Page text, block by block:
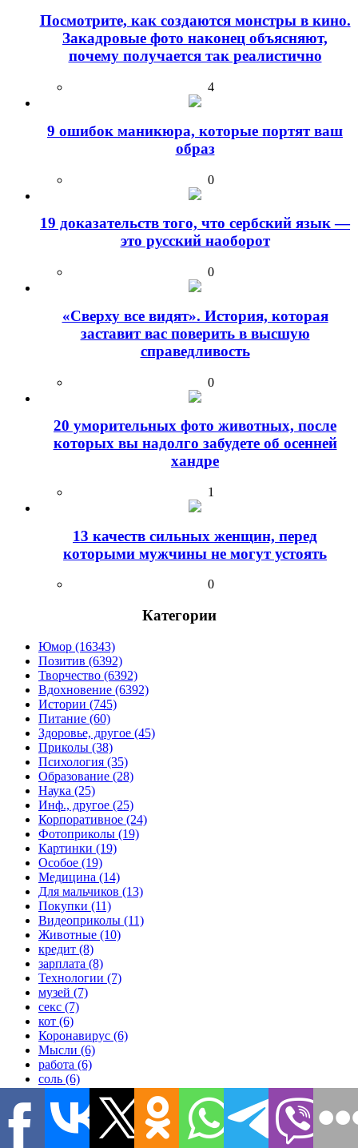
Посмотрите, как создаются монстры в кино.
Закадровые фото наконец объясняют,
почему получается так реалистично
4
9 ошибок маникюра, которые портят ваш
образ
0
19 доказательств того, что сербский язык —
это русский наоборот
0
«Сверху все видят». История, которая
заставит вас поверить в высшую
справедливость
0
20 уморительных фото животных, после
которых вы надолго забудете об осенней
хандре
1
13 качеств сильных женщин, перед
которыми мужчины не могут устоять
0
Категории
Юмор (16343)
Позитив (6392)
Творчество (6392)
Вдохновение (6392)
Истории (745)
Питание (60)
Здоровье, другое (45)
Приколы (38)
Психология (35)
Образование (28)
Наука (25)
Инф., другое (25)
Корпоративное (24)
Фотоприколы (19)
Картинки (19)
Особое (19)
Медицина (14)
Для мальчиков (13)
Покупки (11)
Видеоприколы (11)
Животные (10)
кредит (8)
зарплата (8)
Технологии (7)
музей (7)
секс (7)
кот (6)
Коронавирус (6)
Мысли (6)
работа (6)
соль (6)
удача (6)
гид (6)
копьё (6)